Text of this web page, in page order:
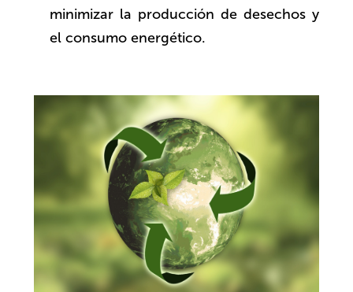
minimizar la producción de desechos y
el consumo energético.